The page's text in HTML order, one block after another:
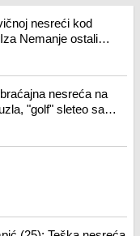
nesreći kod
Nemanje ostali
nesreća na
"golf" sleteo sa